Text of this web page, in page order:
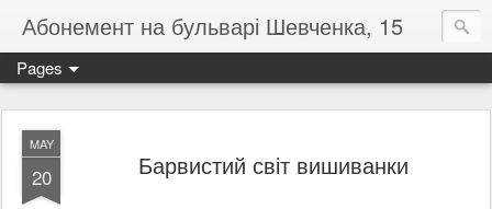
Абонемент на бульварі Шевченка, 15
Pages
MAY
20 Барвистий світ вишиванки